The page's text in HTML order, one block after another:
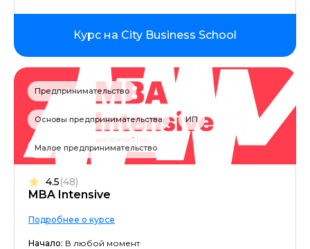
Курс на City Business School
Предпринимательство
Основы предпринимательства ИП
Малое предпринимательство
MBA Intensive
4.5(48)
Подробнее о курсе
Начало: В любой момент